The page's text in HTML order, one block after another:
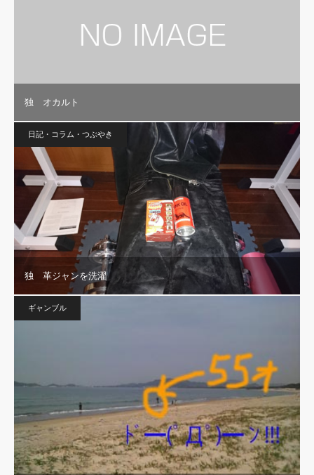
独 オカルト
日記・コラム・つぶやき
独 革ジャンを洗濯
ギャンブル